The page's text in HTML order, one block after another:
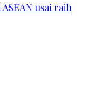
usai raih